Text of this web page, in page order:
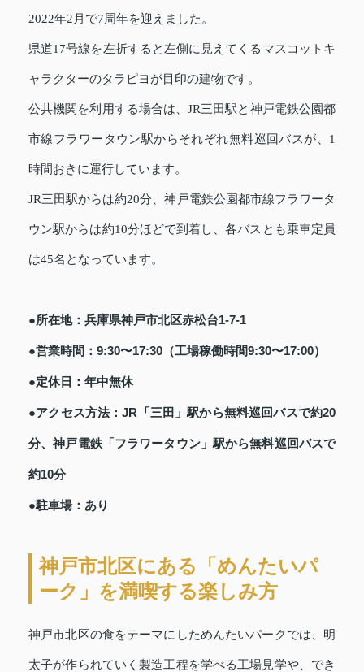
2022年2月で7周年を迎えました。
県道17号線を左折すると左側に見えてくるマスコットキ
ャラクターのタラピヨが目印の建物です。
公共機関を利用する場合は、JR三田駅と神戸電鉄公園都
市線フラワータウン駅からそれぞれ無料巡回バスが、1
時間おきに運行しています。
JR三田駅からは約20分、神戸電鉄公園都市線フラワータ
ウン駅からは約10分ほどで到着し、各バスとも乗車定員
は45名となっています。
●所在地：兵庫県神戸市北区赤松台1-7-1
●営業時間：9:30〜17:30（工場稼働時間9:30〜17:00）
●定休日：年中無休
●アクセス方法：JR「三田」駅から無料巡回バスで約20
分、神戸電鉄「フラワータウン」駅から無料巡回バスで
約10分
●駐車場：あり
神戸市北区にある「めんたいパ
ーク」を満喫する楽しみ方
神戸市北区の食をテーマにしためんたいパークでは、明
太子が作られていく製造工程を学べる工場見学や、でき